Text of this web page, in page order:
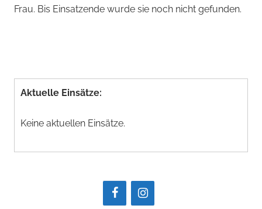
Frau. Bis Einsatzende wurde sie noch nicht gefunden.
Aktuelle Einsätze:
Keine aktuellen Einsätze.